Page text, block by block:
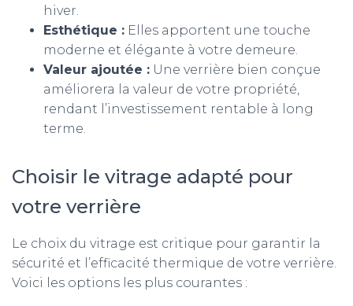
hiver.
Esthétique : Elles apportent une touche
moderne et élégante à votre demeure.
Valeur ajoutée : Une verrière bien conçue
améliorera la valeur de votre propriété,
rendant l’investissement rentable à long
terme.
Choisir le vitrage adapté pour
votre verrière
Le choix du vitrage est critique pour garantir la
sécurité et l’efficacité thermique de votre verrière.
Voici les options les plus courantes :